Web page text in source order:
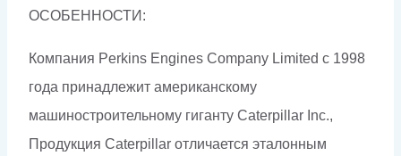
ОСОБЕННОСТИ:
Компания Perkins Engines Company Limited c 1998
года принадлежит американскому
машиностроительному гиганту Caterpillar Inc.,
Продукция Caterpillar отличается эталонным